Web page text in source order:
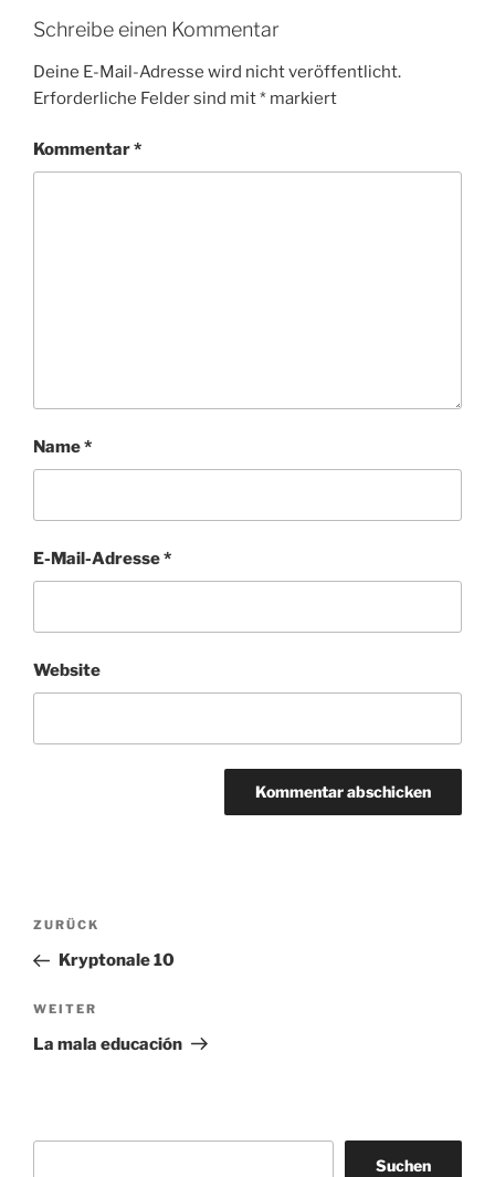
Schreibe einen Kommentar
Deine E-Mail-Adresse wird nicht veröffentlicht.
Erforderliche Felder sind mit* markiert
Kommentar*
Name*
E-Mail-Adresse*
Website
Beitragsnavigation
Vorheriger
Beitrag
ZURÜCK
Kryptonale 10
Nächster
Beitrag
WEITER
La mala educación
Suchen